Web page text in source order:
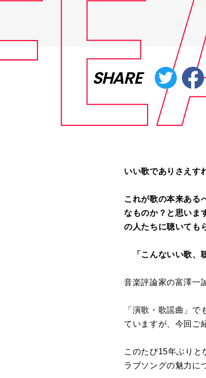
SHARE
いい歌でありさえす
これが歌の本来ある
なものか？と思いま
の人たちに聴いても
「こんないい歌、
音楽評論家の富澤一
「演歌・歌謡曲」で
ていますが、今回ご
このたび15年ぶりと
ラブソングの魅力に